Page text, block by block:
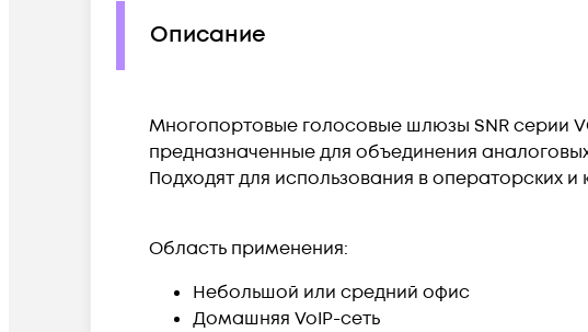
Описание
Многопортовые голосовые шлюзы SNR серии
предназначенные для объединения
Подходят для использования в операторских и
Область применения:
Небольшой или средний офис
Домашняя VoIP-сеть